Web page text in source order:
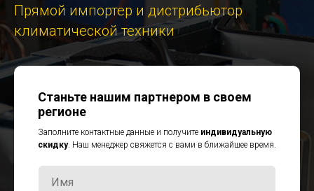
Прямой импортер и дистрибьютор
климатической техники
Станьте нашим партнером в своем
регионе
Заполните контактные данные и получите индивидуальную
скидку. Наш менеджер свяжется с вами в ближайшее время.